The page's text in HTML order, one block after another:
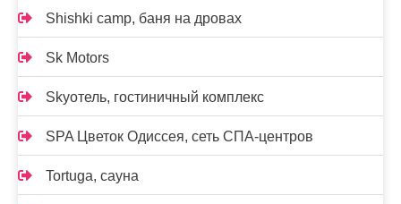
Shishki camp, баня на дровах
Sk Motors
Skyотель, гостиничный комплекс
SPA Цветок Одиссея, сеть СПА-центров
Tortuga, сауна